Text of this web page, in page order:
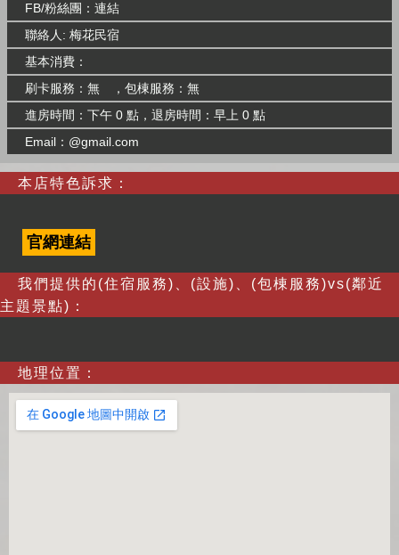
FB/粉絲團： 連結
聯絡人: 梅花民宿
基本消費：
刷卡服務：無 ，包棟服務：無
進房時間：下午 0 點，退房時間：早上 0 點
Email：@gmail.com
本店特色訴求：
官網連結
我們提供的(住宿服務)、(設施)、(包棟服務)vs(鄰近
主題景點)：
地理位置：